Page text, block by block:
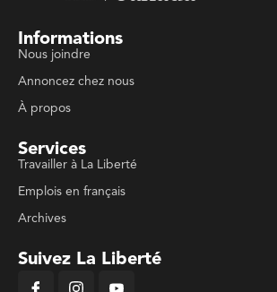
Informations
Nous joindre
Annoncez chez nous
À propos
Services
Travailler à La Liberté
Emplois en français
Archives
Suivez La Liberté